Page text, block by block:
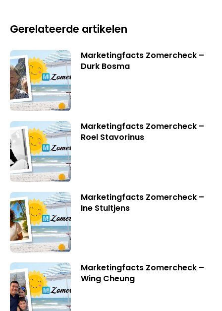
Gerelateerde artikelen
Marketingfacts Zomercheck –
Durk Bosma
Marketingfacts Zomercheck –
Roel Stavorinus
Marketingfacts Zomercheck –
Ine Stultjens
Marketingfacts Zomercheck –
Wing Cheung